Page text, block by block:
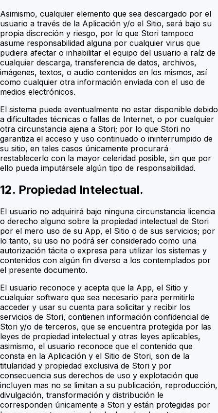
Asimismo, cualquier elemento que sea descargado por el
usuario a través de la Aplicación y/o el Sitio, será bajo su
propia discreción y riesgo, por lo que Stori tampoco
asume responsabilidad alguna por cualquier virus que
pudiera afectar o inhabilitar el equipo del usuario a raíz de
cualquier descarga, transferencia de datos, archivos,
imágenes, textos, o audio contenidos en los mismos, así
como cualquier otra información enviada con el uso de
medios electrónicos.
El sistema puede eventualmente no estar disponible debido
a dificultades técnicas o fallas de Internet, o por cualquier
otra circunstancia ajena a Stori; por lo que Stori no
garantiza el acceso y uso continuado o ininterrumpido de
su sitio, en tales casos únicamente procurará
restablecerlo con la mayor celeridad posible, sin que por
ello pueda imputársele algún tipo de responsabilidad.
12. Propiedad Intelectual.
El usuario no adquirirá bajo ninguna circunstancia licencia
o derecho alguno sobre la propiedad intelectual de Stori
por el mero uso de su App, el Sitio o de sus servicios; por
lo tanto, su uso no podrá ser considerado como una
autorización tácita o expresa para utilizar los sistemas y
contenidos con algún fin diverso a los contemplados por
el presente documento.
El usuario reconoce y acepta que la App, el Sitio y
cualquier software que sea necesario para permitirle
acceder y usar su cuenta para solicitar y recibir los
servicios de Stori, contienen información confidencial de
Stori y/o de terceros, que se encuentra protegida por las
leyes de propiedad intelectual y otras leyes aplicables,
asimismo, el usuario reconoce que el contenido que
consta en la Aplicación y el Sitio de Stori, son de la
titularidad y propiedad exclusiva de Stori y por
consecuencia sus derechos de uso y explotación que
incluyen mas no se limitan a su publicación, reproducción,
divulgación, transformación y distribución le
corresponden únicamente a Stori y están protegidas por